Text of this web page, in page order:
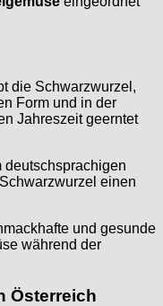
die Schwarzwurzel,
Form und in der
Jahreszeit geerntet
deutschsprachigen
einen
und gesunde
während der
Österreich